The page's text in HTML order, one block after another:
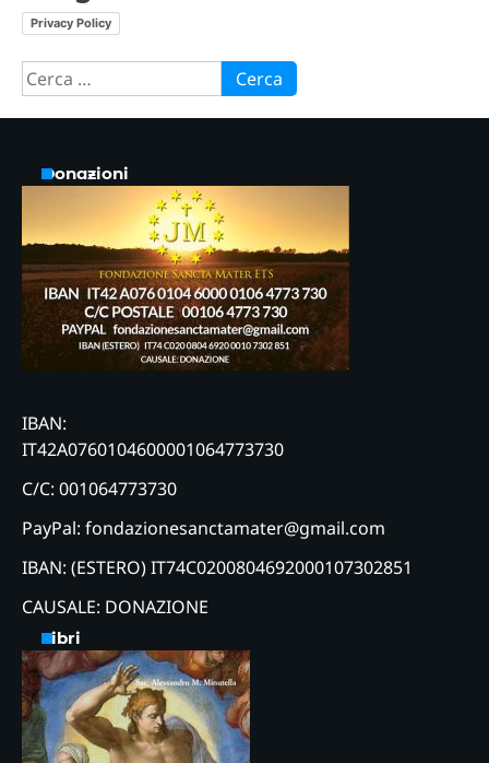
Privacy Policy
Ricerca
per:
Donazioni
IBAN:
IT42A0760104600001064773730
C/C: 001064773730
PayPal: fondazionesanctamater@gmail.com
IBAN: (ESTERO) IT74C0200804692000107302851
CAUSALE: DONAZIONE
Libri